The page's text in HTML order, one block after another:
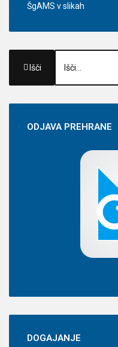
ŠgAMS v slikah
Išči
ODJAVAPREHRANE
DOGAJANJE